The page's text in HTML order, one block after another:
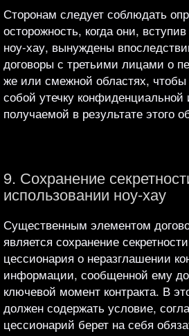
Сторонам следует соблюдать
осторожность, когда они,
ноу-хау, вынуждены
договоры с третьими лицами о
же или смежной областях, чтобы
собой утечку
получаемой в результате этого
9. Сохранение
использовании ноу-хау
Существенным элементом
является сохранение
цессионария о неразглашении
информации, сообщенной ему
ключевой момент контракта. В
должен содержать условие,
цессионарий берет на себя